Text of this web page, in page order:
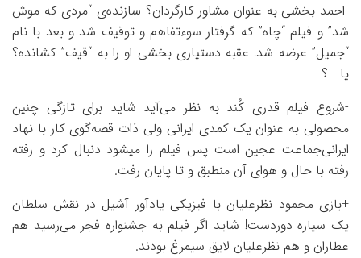
-احمد بخشی به عنوان مشاور کارگردان؟ سازنده‌ی “مردی که موش
شد” و فیلم “چاه” که گرفتار سوءتفاهم و توقیف شد و بعد با نام
“جمیل” عرضه شد! عقبه دستیاری بخشی او را به “قیف” کشانده؟
یا …؟
-شروع فیلم قدری کُند به نظر می‌آید شاید برای تازگی چنین
محصولی به عنوان یک کمدی ایرانی ولی ذات قصه‌گوی کار با نهاد
ایرانی‌جماعت عجین است پس فیلم را میشود دنبال کرد و رفته
رفته با حال و هوای آن منطبق و تا پایان رفت.
+بازی محمود نظرعلیان با فیزیکی یادآور آشیل در نقش سلطان
یک سیاره دوردست! شاید اگر فیلم به جشنواره فجر می‌رسید هم
عطاران و هم نظرعلیان لایق سیمرغ بودند.